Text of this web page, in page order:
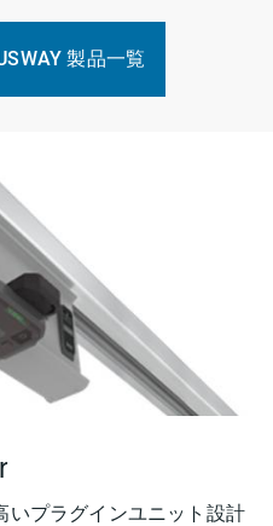
製品一覧
いプラグインユニット設計